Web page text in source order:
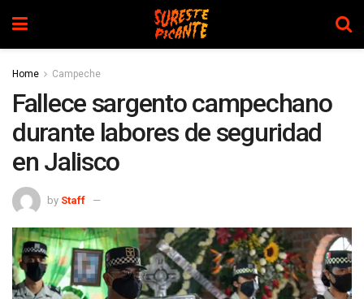
Home Campeche
Fallece sargento campechano
durante labores de seguridad
en Jalisco
by Staff